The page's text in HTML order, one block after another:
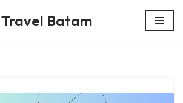
Batam